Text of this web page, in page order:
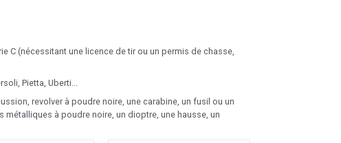
C (nécessitant une licence de tir ou un permis de chasse,
Pietta, Uberti...
revolver à poudre noire, une carabine, un fusil ou un
à poudre noire, un dioptre, une hausse, un